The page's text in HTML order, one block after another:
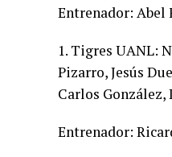
Entrenador: Abel
1. Tigres UANL:
Pizarro, Jesús
Carlos González,
Entrenador: